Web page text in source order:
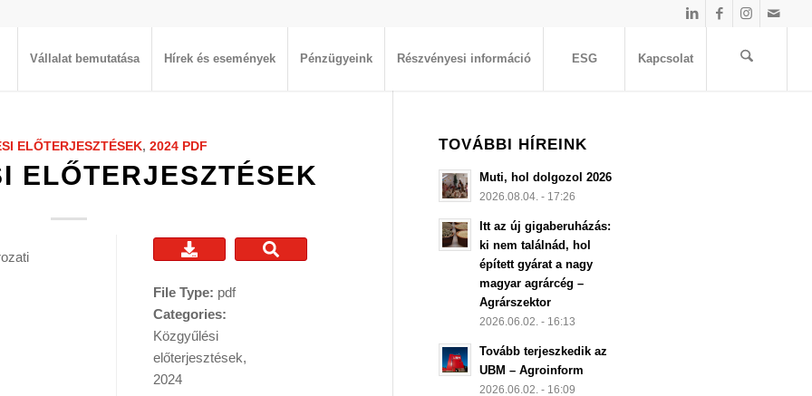
Vállalat bemutatása Hírek és események Pénzügyeink Részvényesi információ ESG Kapcsolat
ELŐTERJESZTÉSEK, 2024 PDF
ELŐTERJESZTÉSEK
File Type: pdf
Categories:
Közgyűlési
előterjesztések,
2024
TOVÁBBI HÍREINK
Muti, hol dolgozol 2026
2026.08.04. - 17:26
Itt az új gigaberuházás:
ki nem találnád, hol
épített gyárat a nagy
magyar agrárcég –
Agrárszektor
2026.06.02. - 16:13
Tovább terjeszkedik az
UBM – Agroinform
2026.06.02. - 16:09